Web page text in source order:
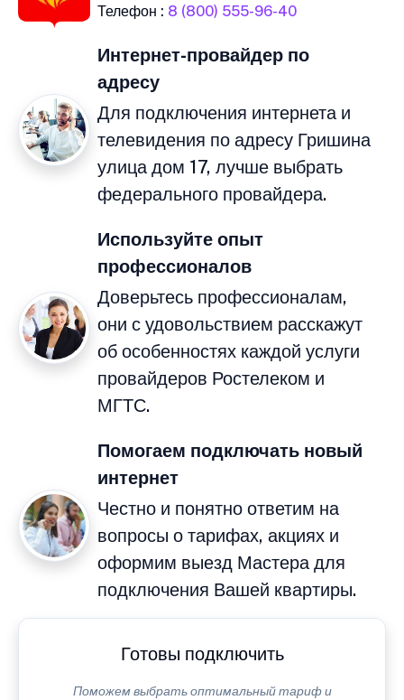
Телефон : 8 (800) 555-96-40
Интернет-провайдер по
адресу
Для подключения интернета и
телевидения по адресу Гришина
улица дом 17, лучше выбрать
федерального провайдера.
Используйте опыт
профессионалов
Доверьтесь профессионалам,
они с удовольствием расскажут
об особенностях каждой услуги
провайдеров Ростелеком и
МГТС.
Помогаем подключать новый
интернет
Честно и понятно ответим на
вопросы о тарифах, акциях и
оформим выезд Мастера для
подключения Вашей квартиры.
Готовы подключить
Поможем выбрать оптимальный тариф и